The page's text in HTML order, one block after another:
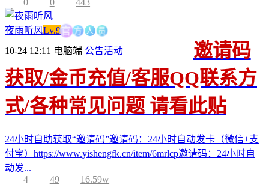
0
0 443
夜雨听风Lv.9官方人员
10-24 12:11 电脑端 公告活动
邀请码
获取/金币充值/客服QQ联系方
式/各种常见问题 请看此贴
24小时自助获取“邀请码”邀请码：24小时自动发卡（微信+支
付宝）https://www.yishengfk.cn/item/6mrlcp邀请码：24小时自
动发...
4
49 16.59w